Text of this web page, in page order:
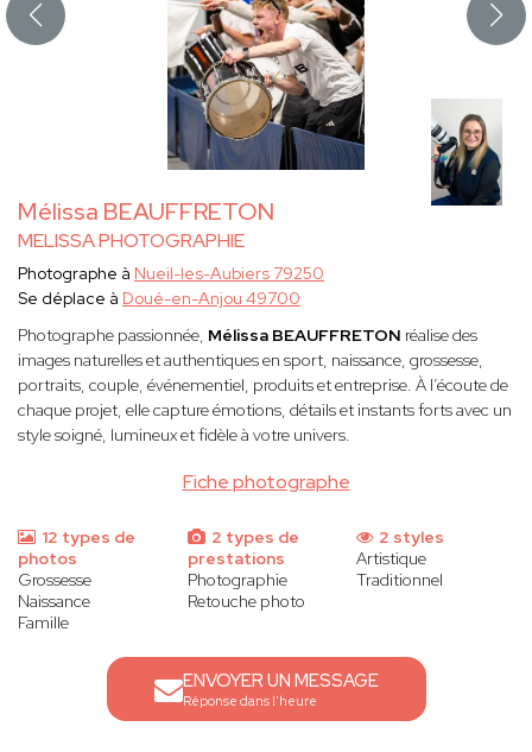
Mélissa BEAUFFRETON
MELISSA PHOTOGRAPHIE
Fiche photographe
Photographe à Nueil-les-Aubiers 79250
Se déplace à Doué-en-Anjou 49700
Photographe passionnée, Mélissa BEAUFFRETON réalise des
images naturelles et authentiques en sport, naissance, grossesse,
portraits, couple, événementiel, produits et entreprise. À l’écoute de
chaque projet, elle capture émotions, détails et instants forts avec un
style soigné, lumineux et fidèle à votre univers.
12 types de
photos
Grossesse
Naissance
Famille
2 types de
prestations
Photographie
Retouche photo
2 styles
Artistique
Traditionnel
ENVOYER UN MESSAGE
Réponse dans l'heure